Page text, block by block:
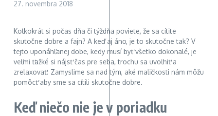
27. novembra 2018
Koľkokrát si počas dňa či týždňa poviete, že sa cítite
skutočne dobre a fajn? A keď aj áno, je to skutočne tak? V
tejto uponáhľanej dobe, kedy musí byť všetko dokonalé, je
veľmi ťažké si nájsť čas pre seba, trochu sa uvoľniť a
zrelaxovať. Zamyslime sa nad tým, aké maličkosti nám môžu
pomôcť aby sme sa cítili skutočne dobre.
Keď niečo nie je v poriadku